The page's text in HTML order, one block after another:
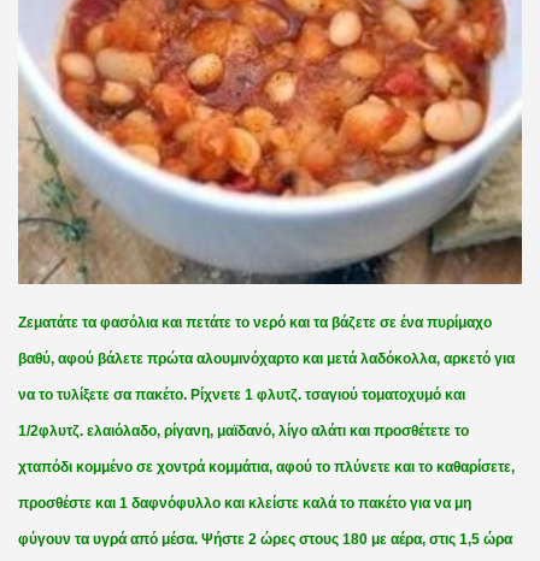
Ζεματάτε τα φασόλια και πετάτε το νερό και τα βάζετε σε ένα πυρίμαχο
βαθύ, αφού βάλετε πρώτα αλουμινόχαρτο και μετά λαδόκολλα, αρκετό για
να το τυλίξετε σα πακέτο. Ρίχνετε 1 φλυτζ. τσαγιού τοματοχυμό και
1/2φλυτζ. ελαιόλαδο, ρίγανη, μαϊδανό, λίγο αλάτι και προσθέτετε το
χταπόδι κομμένο σε χοντρά κομμάτια, αφού το πλύνετε και το καθαρίσετε,
προσθέστε και 1 δαφνόφυλλο και κλείστε καλά το πακέτο για να μη
φύγουν τα υγρά από μέσα. Ψήστε 2 ώρες στους 180 με αέρα, στις 1,5 ώρα